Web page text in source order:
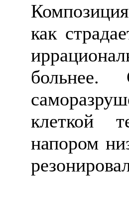
как
клеткой
напором